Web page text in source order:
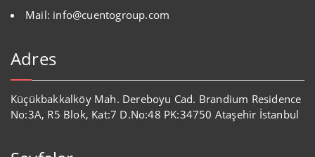
Mail: info@cuentogroup.com
Adres
Küçükbakkalköy Mah. Dereboyu Cad. Brandium Residence
No:3A, R5 Blok, Kat:7 D.No:48 PK:34750 Ataşehir İstanbul